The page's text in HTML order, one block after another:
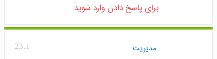
برای پاسخ دادن وارد شوید
23.1 مدیریت